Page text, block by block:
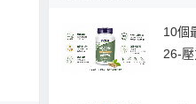
10個
26-壓
熱